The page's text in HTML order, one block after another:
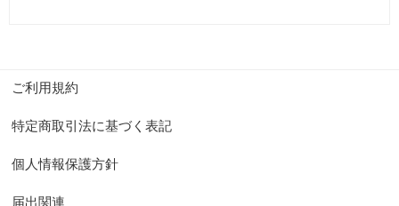
ご利用規約
特定商取引法に基づく表記
個人情報保護方針
届出関連